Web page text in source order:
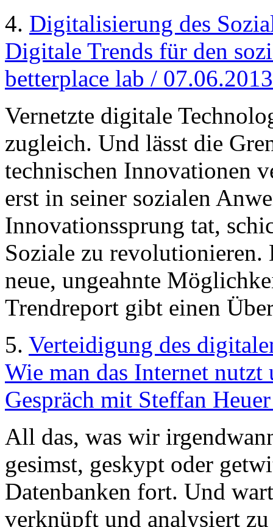
4. Digitalisierung des
Digitale Trends für den
betterplace lab / 07.06.2013
Vernetzte digitale
zugleich. Und lässt die
technischen Innovationen
erst in seiner sozialen
Innovationssprung tat,
Soziale zu
neue, ungeahnte
Trendreport gibt einen
5. Verteidigung des
Wie man das Internet
Gespräch mit Steffan
All das, was wir
gesimst, geskypt oder
Datenbanken fort. Und
verknüpft und analysiert